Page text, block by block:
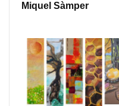
Miquel Sàmper